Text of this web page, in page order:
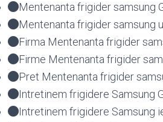
Mentenanta frigider samsung
Mentenanta frigider samsung
Firma Mentenanta frigider
Firme Mentenanta frigider
Pret Mentenanta frigider
Intretinem frigidere Samsung
Intretinem frigidere Samsung